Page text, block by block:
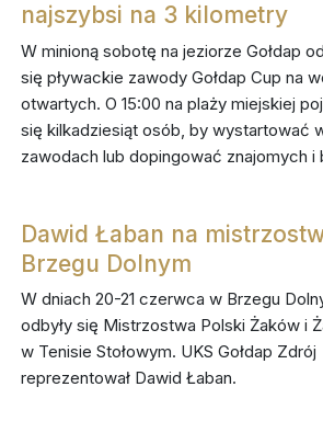
najszybsi na 3 kilometry
W minioną sobotę na jeziorze Gołdap
się pływackie zawody Gołdap Cup na
otwartych. O 15:00 na plaży miejskiej
się kilkadziesiąt osób, by wystartować
zawodach lub dopingować znajomych i
Dawid Łaban na
Brzegu Dolnym
W dniach 20-21 czerwca w Brzegu
odbyły się Mistrzostwa Polski Żaków i
w Tenisie Stołowym. UKS Gołdap Zdrój
reprezentował Dawid Łaban.